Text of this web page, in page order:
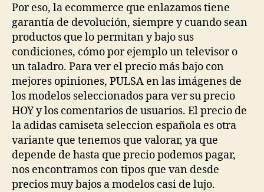
Por eso, la ecommerce que enlazamos tiene
garantía de devolución, siempre y cuando sean
productos que lo permitan y bajo sus
condiciones, cómo por ejemplo un televisor o
un taladro. Para ver el precio más bajo con
mejores opiniones, PULSA en las imágenes de
los modelos seleccionados para ver su precio
HOY y los comentarios de usuarios. El precio de
la adidas camiseta seleccion española es otra
variante que tenemos que valorar, ya que
depende de hasta que precio podemos pagar,
nos encontramos con tipos que van desde
precios muy bajos a modelos casi de lujo.